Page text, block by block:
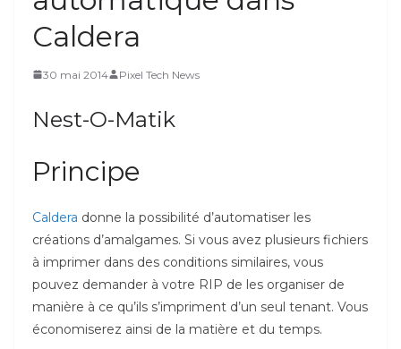
Caldera
30 mai 2014 Pixel Tech News
Nest-O-Matik
Principe
Caldera donne la possibilité d’automatiser les
créations d’amalgames. Si vous avez plusieurs fichiers
à imprimer dans des conditions similaires, vous
pouvez demander à votre RIP de les organiser de
manière à ce qu’ils s’impriment d’un seul tenant. Vous
économiserez ainsi de la matière et du temps.